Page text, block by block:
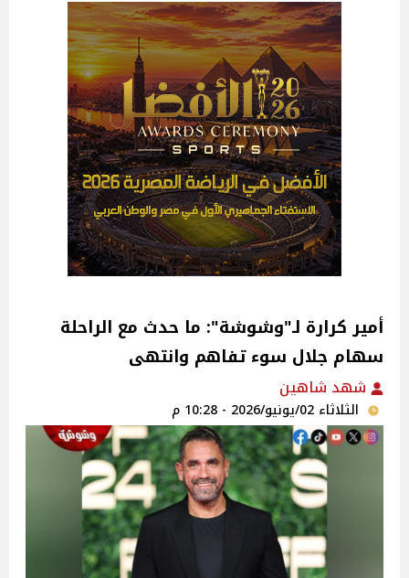
أمير كرارة لـ"وشوشة": ما حدث مع الراحلة
سهام جلال سوء تفاهم وانتهى
شهد شاهين
الثلاثاء 02/يونيو/2026 - 10:28 م